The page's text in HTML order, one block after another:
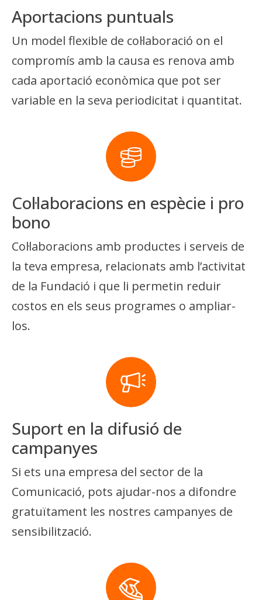
Aportacions puntuals
Un model flexible de col·laboració on el
compromís amb la causa es renova amb
cada aportació econòmica que pot ser
variable en la seva periodicitat i quantitat.
Col·laboracions en espècie i pro
bono
Col·laboracions amb productes i serveis de
la teva empresa, relacionats amb l’activitat
de la Fundació i que li permetin reduir
costos en els seus programes o ampliar-
los.
Suport en la difusió de
campanyes
Si ets una empresa del sector de la
Comunicació, pots ajudar-nos a difondre
gratuïtament les nostres campanyes de
sensibilització.